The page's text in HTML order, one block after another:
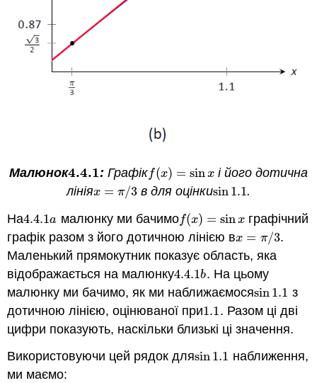
Малюнок4.4.1
4.4.1 : Графікf(x) = sinx
f(x)= sinx
і його дотична
лініяx = π/3
x=π /3 в для оцінкиsin1.1
sin 1.1.
На4.4.1a
4.4.1a малюнку ми бачимоf(x) = sinx
f(x)= sinx
графічний
графік разом з його дотичною лінією вx = π/3
x=π /3
.
Маленький прямокутник показує область, яка
відображається на малюнку4.4.1b
4.4.1b. На цьому
малюнку ми бачимо, як ми наближаємосяsin1.1
sin 1.1 з
дотичною лінією, оцінюваної при1.1
1.1. Разом ці дві
цифри показують, наскільки близькі ці значення.
Використовуючи цей рядок дляsin1.1
sin 1.1 наближення,
ми маємо: